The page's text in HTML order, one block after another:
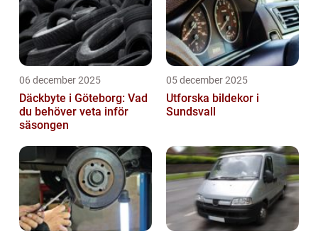
06 december 2025
Däckbyte i Göteborg: Vad
du behöver veta inför
säsongen
05 december 2025
Utforska bildekor i
Sundsvall